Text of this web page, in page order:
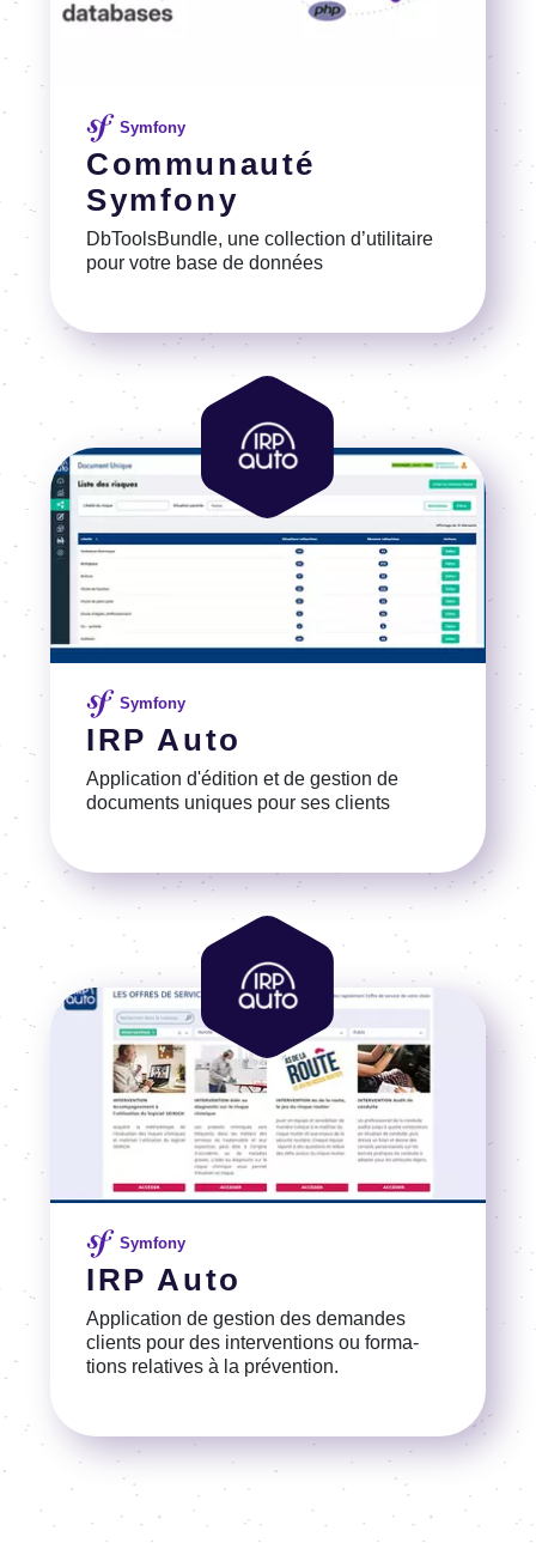
Communauté
Symfony
DbTools­Bundle, une collec­tion d’uti­li­taire
pour votre base de données
Symfony
Voir la référence
IRP Auto
Application d'édition et de gestion de
documents uniques pour ses clients
Symfony
Voir la référence
Image
Image
IRP Auto
Appli­ca­tion de gestion des demandes
clients pour des inter­ven­tions ou forma­
tions rela­tives à la préven­tion.
Symfony
Voir la référence
Image
Image